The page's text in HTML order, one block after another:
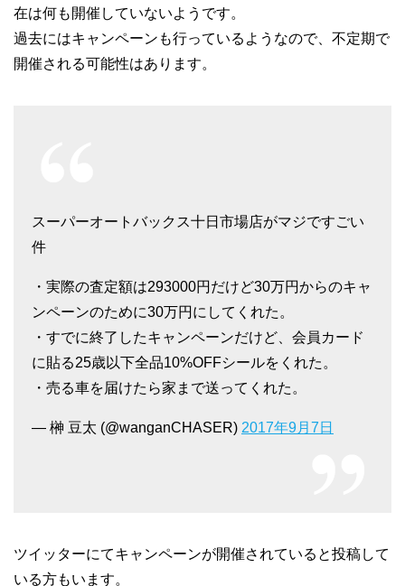
在は何も開催していないようです。
過去にはキャンペーンも行っているようなので、不定期で
開催される可能性はあります。
スーパーオートバックス十日市場店がマジですごい
件
・実際の査定額は293000円だけど30万円からのキャ
ンペーンのために30万円にしてくれた。
・すでに終了したキャンペーンだけど、会員カード
に貼る25歳以下全品10%OFFシールをくれた。
・売る車を届けたら家まで送ってくれた。
— 榊 豆太 (@wanganCHASER) 2017年9月7日
ツイッターにてキャンペーンが開催されていると投稿して
いる方もいます。